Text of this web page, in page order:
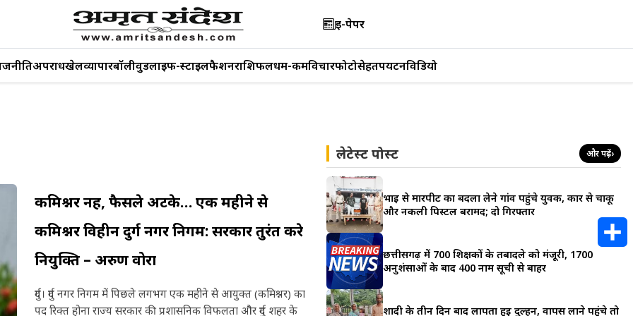
ई-पेपर
अपराधखेलव्यापारबॉलीवुडलाइफ-स्टाइलफैशनराशिफलधर्म-कर्मविचारफोटोसेहतपर्यटनविडियो
कमिश्नर नहीं, फैसले अटके… एक महीने से
कमिश्नर विहीन दुर्ग नगर निगम: सरकार तुरंत करे
नियुक्ति – अरुण वोरा
दुर्ग। दुर्ग नगर निगम में पिछले लगभग एक महीने से आयुक्त (कमिश्नर) का
पद रिक्त होना राज्य सरकार की प्रशासनिक विफलता और दुर्ग शहर के
लेटेस्ट पोस्ट और पढ़ें›
भाई से मारपीट का बदला लेने गांव पहुंचे युवक, कार से चाकू
और नकली पिस्टल बरामद; दो गिरफ्तार
छत्तीसगढ़ में 700 शिक्षकों के तबादले को मंजूरी, 1700
अनुशंसाओं के बाद 400 नाम सूची से बाहर
शादी के तीन दिन बाद लापता हुई दुल्हन, वापस लाने पहुंचे तो